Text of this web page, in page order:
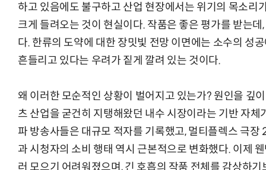
하고 있음에도 불구하고 산업 현장에서는 위기의 목소리
크게 들려오는 것이 현실이다. 작품은 좋은 평가를 받는
다. 한류의 도약에 대한 장밋빛 전망 이면에는 소수의 성
흔들리고 있다는 우려가 짙게 깔려 있는 것이다.
왜 이러한 모순적인 상황이 벌어지고 있는가? 원인을 깊
츠 산업을 굳건히 지탱해왔던 내수 시장이라는 기반 자
파 방송사들은 대규모 적자를 기록했고, 멀티플렉스 극
과 시청자의 소비 행태 역시 근본적으로 변화했다. 이제
러 모으기 어려워졌으며, 긴 호흡의 작품 전체를 감상하